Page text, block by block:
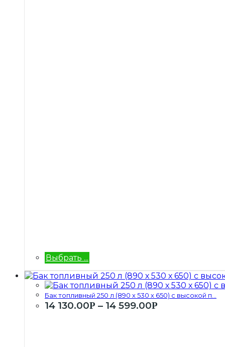
Выбрать ...
Бак топливный 250 л (890 х 530 х 650) с высокой п...
14 130.00Р – 14 599.00Р